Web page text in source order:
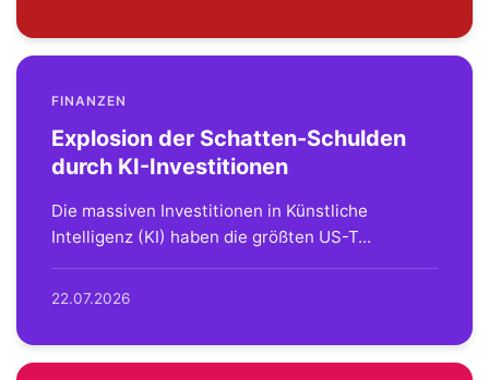
FINANZEN
Explosion der Schatten-Schulden
durch KI-Investitionen
Die massiven Investitionen in Künstliche
Intelligenz (KI) haben die größten US-T...
22.07.2026